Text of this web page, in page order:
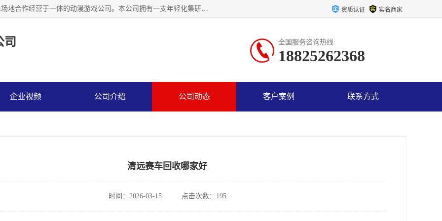
广州华耀动漫科技有限公司是一家集研发、生产、销售、娱乐场地合作经营于一体的动漫游戏公司。本公司拥有一支年轻化集研发生产到售后服务的队伍，及时地为客户提供、赚钱的产品。本公司以雄厚的实力、合理的价格、优良的服务与多家企业建立了长期的合作关系。热诚欢迎各界前来参观、考察、洽谈业务。目前公司经营的产品有：各种捕渔游戏机系列，大型模拟机系列、轮盘机系列、连线机系列、框体机系列、玛莉机系列等。 资质认证 实名商家
司 全国服务咨询热线:
18825262368
企业视频 公司介绍 公司动态 客户案例 联系方式
清远赛车回收哪家好
时间：2026-03-15 点击次数：195